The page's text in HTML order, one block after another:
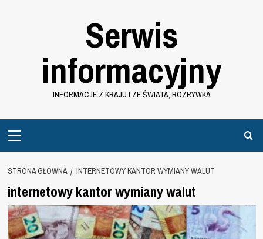
Serwis
informacyjny
INFORMACJE Z KRAJU I ZE ŚWIATA, ROZRYWKA
Menu
STRONA GŁÓWNA INTERNETOWY KANTOR WYMIANY WALUT
internetowy kantor wymiany walut